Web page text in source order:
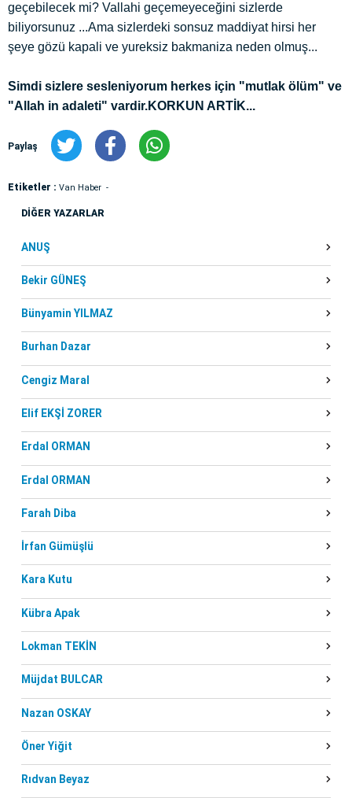
geçebilecek mi? Vallahi geçemeyeceğini sizlerde
biliyorsunuz ...Ama sizlerdeki sonsuz maddiyat hirsi her
şeye gözü kapali ve yureksiz bakmaniza neden olmuş...
Simdi sizlere sesleniyorum herkes için "mutlak ölüm" ve
"Allah in adaleti" vardir.KORKUN ARTİK...
Paylaş
Etiketler : Van Haber
DİĞER YAZARLAR
ANUŞ
Bekir GÜNEŞ
Bünyamin YILMAZ
Burhan Dazar
Cengiz Maral
Elif EKŞİ ZORER
Erdal ORMAN
Erdal ORMAN
Farah Diba
İrfan Gümüşlü
Kara Kutu
Kübra Apak
Lokman TEKİN
Müjdat BULCAR
Nazan OSKAY
Öner Yiğit
Rıdvan Beyaz